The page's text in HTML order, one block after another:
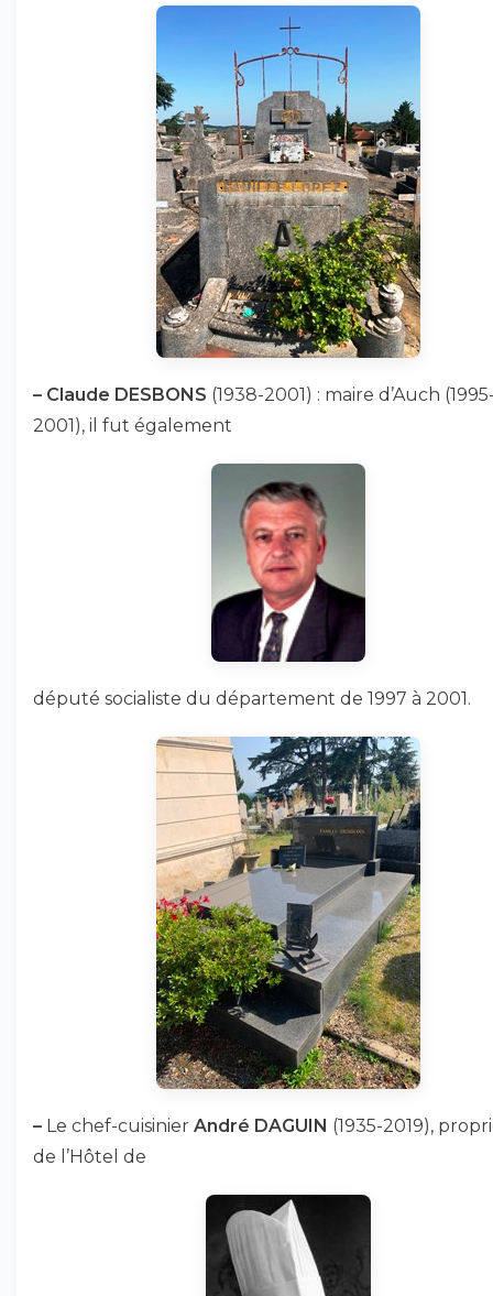
– Claude DESBONS (1938-2001) : maire d’Auch
2001), il fut également
député socialiste du département de 1997 à 2001.
– Le chef-cuisinier André DAGUIN (1935-2019),
de l’Hôtel de